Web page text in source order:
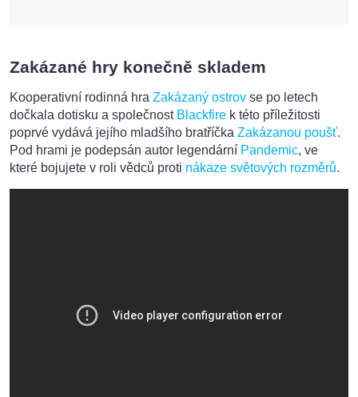
Zakázané hry konečně skladem
Kooperativní rodinná hra Zakázaný ostrov se po letech
dočkala dotisku a společnost Blackfire k této příležitosti
poprvé vydává jejího mladšího bratříčka Zakázanou poušť.
Pod hrami je podepsán autor legendární Pandemic, ve
které bojujete v roli vědců proti nákaze světových rozměrů.